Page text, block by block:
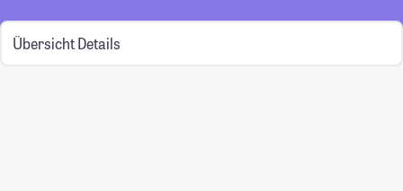
Übersicht Details